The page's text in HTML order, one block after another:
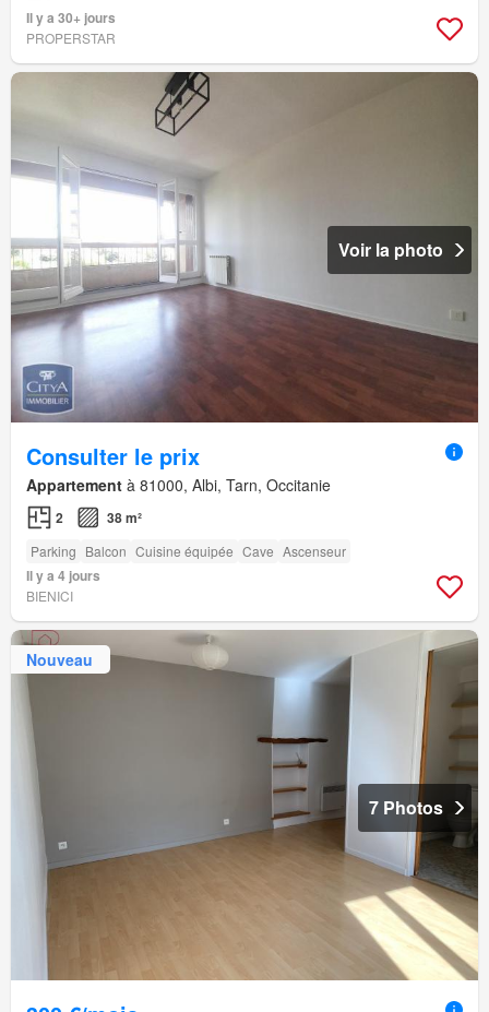
Il y a 30+ jours
PROPERSTAR
Voir la photo
Consulter le prix
Appartement à 81000, Albi, Tarn, Occitanie
2 38 m²
Parking Balcon Cuisine équipée Cave Ascenseur
Il y a 4 jours
BIENICI
Nouveau
7 Photos